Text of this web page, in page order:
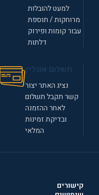
למעט להובלות
מרוחקות / תוספת
עבור קומות ופירוק
דלתות
נציג האתר יצור
קשר תקבל תשלום
לאחר ההזמנה
ובדיקת זמינות
המלאי
קישורים